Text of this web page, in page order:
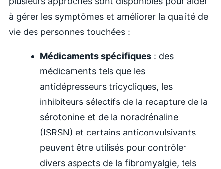
à gérer les symptômes et améliorer la qualité de
vie des personnes touchées :
Médicaments spécifiques : des
médicaments tels que les
antidépresseurs tricycliques, les
inhibiteurs sélectifs de la recapture de la
sérotonine et de la noradrénaline
(ISRSN) et certains anticonvulsivants
peuvent être utilisés pour contrôler
divers aspects de la fibromyalgie, tels